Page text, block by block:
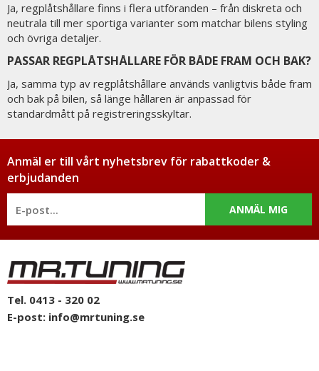
Ja, regplåtshållare finns i flera utföranden – från diskreta och
neutrala till mer sportiga varianter som matchar bilens styling
och övriga detaljer.
PASSAR REGPLÅTSHÅLLARE FÖR BÅDE FRAM OCH BAK?
Ja, samma typ av regplåtshållare används vanligtvis både fram
och bak på bilen, så länge hållaren är anpassad för
standardmått på registreringsskyltar.
Anmäl er till vårt nyhetsbrev för rabattkoder &
erbjudanden
ANMÄL MIG
Tel. 0413 - 320 02
E-post: info@mrtuning.se